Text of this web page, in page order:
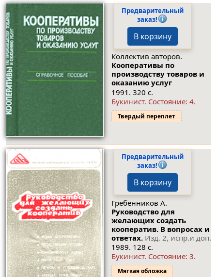
Предварительный
заказ!
В корзину
Коллектив авторов.
Кооперативы по
производству товаров и
оказанию услуг
1991. 320 с.
Букинист. Состояние: 4.
Твердый переплет
Предварительный
заказ!
В корзину
Гребенников А.
Руководство для
желающих создать
кооператив. В вопросах и
ответах. Изд. 2, испр.и доп.
1989. 128 с.
Букинист. Состояние: 3.
Мягкая обложка